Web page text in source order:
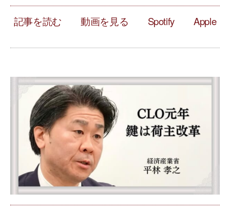
記事を読む 動画を見る Spotify Apple